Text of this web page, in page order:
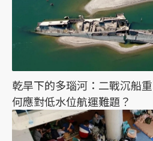
乾旱下的多瑙河：二戰沉船
何應對低水位航運難題？